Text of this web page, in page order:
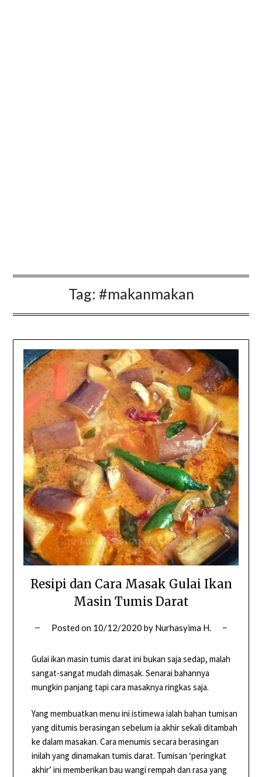
Tag: #makanmakan
Resipi dan Cara Masak Gulai Ikan
Masin Tumis Darat
Posted on 10/12/2020 by Nurhasyima H.
Gulai ikan masin tumis darat ini bukan saja sedap, malah
sangat-sangat mudah dimasak. Senarai bahannya
mungkin panjang tapi cara masaknya ringkas saja.
Yang membuatkan menu ini istimewa ialah bahan tumisan
yang ditumis berasingan sebelum ia akhir sekali ditambah
ke dalam masakan. Cara menumis secara berasingan
inilah yang dinamakan tumis darat. Tumisan ‘peringkat
akhir’ ini memberikan bau wangi rempah dan rasa yang